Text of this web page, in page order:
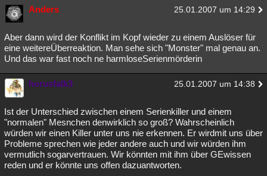
Anders 25.01.2007 um 14:29
Aber dann wird der Konflikt im Kopf wieder zu einem Auslöser für
eine weitereÜberreaktion. Man sehe sich "Monster" mal genau an.
Und das war fast noch ne harmloseSerienmörderin
horusfalk3 25.01.2007 um 14:38
Ist der Unterschied zwischen einem Serienkiller und einem
"normalen" Mesnchen denwirklich so groß? Wahrscheinlich
würden wir einen Killer unter uns nie erkennen. Er wirdmit uns über
Probleme sprechen wie jeder andere auch und wir würden ihm
vermutlich sogarvertrauen. Wir könnten mit ihm über GEwissen
reden und er könnte uns offen dazuantworten.